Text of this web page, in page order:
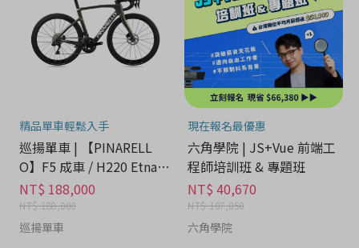
精品單車輕鬆入手
巡揚單車 | 【PINARELL
O】F5 成車 / H220 Etna B
lack Matt
NT$ 188,000
NT$ 188,000
巡揚單車
現在報名最優惠
六角學院 | JS+Vue 前端工
程師培訓班 & 專題班
NT$ 40,670
NT$ 107,050
六角學院